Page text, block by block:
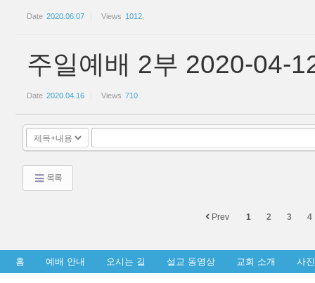
Date 2020.06.07 Views 1012
주일예배 2부 2020-04-
Date 2020.04.16 Views 710
목록
Prev 1 2 3 4
홈 예배 안내 오시는 길 설교 동영상 교회 소개 사